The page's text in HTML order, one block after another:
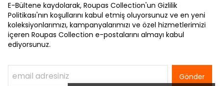
E-Bültene kaydolarak, Roupas Collection'un Gizlilik
Politikası'nın koşullarını kabul etmiş oluyorsunuz ve en yeni
koleksiyonlarımızı, kampanyalarımızı ve özel hizmetlerimizi
içeren Roupas Collection e-postalarını almayı kabul
ediyorsunuz.
Gönder